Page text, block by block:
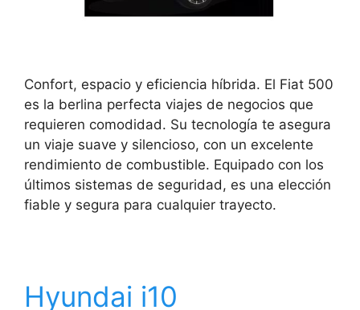
Confort, espacio y eficiencia híbrida. El Fiat 500
es la berlina perfecta viajes de negocios que
requieren comodidad. Su tecnología te asegura
un viaje suave y silencioso, con un excelente
rendimiento de combustible. Equipado con los
últimos sistemas de seguridad, es una elección
fiable y segura para cualquier trayecto.
Hyundai i10